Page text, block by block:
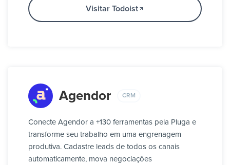
Visitar Todoist
Agendor CRM
Conecte Agendor a +130 ferramentas pela Pluga e
transforme seu trabalho em uma engrenagem
produtiva. Cadastre leads de todos os canais
automaticamente, mova negociações